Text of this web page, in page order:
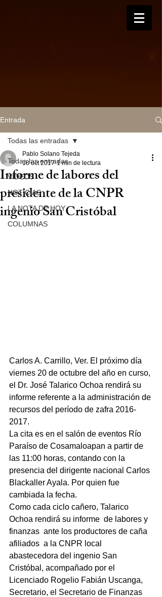
Entrada
Todas las entradas
VIDEOS
NOTICIAS
LA NOTA DE HOY
COLUMNAS
Todas las entradas
Informe de labores del
presidente de la CNPR
ingenio San Cristóbal
Pablo Solano Tejeda
18 oct 2017 1 min de lectura
Carlos A. Carrillo, Ver. El próximo día
viernes 20 de octubre del año en curso,
el Dr. José Talarico Ochoa rendirá su
informe referente a la administración de
recursos del período de zafra 2016-
2017.
La cita es en el salón de eventos Río
Paraíso de Cosamaloapan a partir de
las 11:00 horas, contando con la
presencia del dirigente nacional Carlos
Blackaller Ayala. Por quien fue
cambiada la fecha.
Como cada ciclo cañero, Talarico
Ochoa rendirá su informe  de labores y
finanzas  ante los productores de caña
afiliados  a la CNPR local
abastecedora del ingenio San
Cristóbal, acompañado por el
Licenciado Rogelio Fabián Uscanga,
Secretario, el Secretario de Finanzas